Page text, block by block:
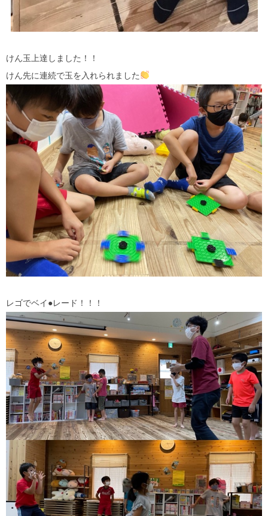
けん玉上達しました！！
けん先に連続で玉を入れられました
レゴでベイ●レード！！！